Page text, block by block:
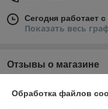
Сегодня работает
Показать весь
Отзывы о магазине
Обработка файлов